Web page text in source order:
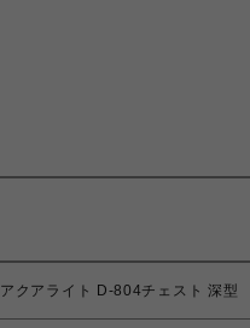
アクアライト D-804チェスト 深型